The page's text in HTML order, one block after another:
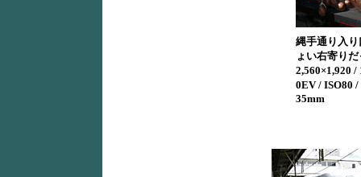
縄手通り入
ょい右寄り
2,560×1,920 /
0EV / ISO80
35mm